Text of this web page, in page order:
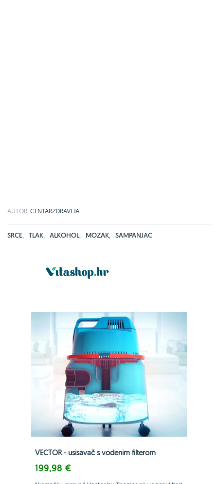
AUTOR: CENTARZDRAVLJA
SRCE, TLAK, ALKOHOL, MOZAK, ŠAMPANJAC
VECTOR - usisavač s vodenim filterom
199,98 €